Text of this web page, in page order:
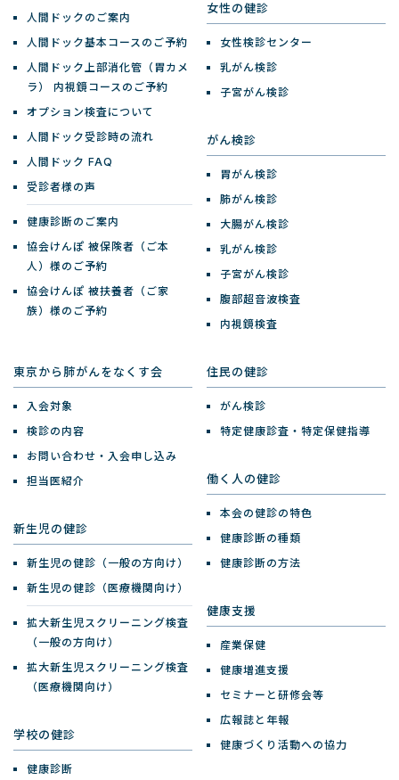
人間ドックのご案内
人間ドック基本コースのご予約
人間ドック上部消化管（胃カメ
ラ）
内視鏡コースのご予約
オプション検査について
人間ドック受診時の流れ
人間ドック FAQ
受診者様の声
健康診断のご案内
協会けんぽ 被保険者（ご本
人）様のご予約
協会けんぽ 被扶養者（ご家
族）様のご予約
女性の健診
女性検診センター
乳がん検診
子宮がん検診
がん検診
胃がん検診
肺がん検診
大腸がん検診
乳がん検診
子宮がん検診
腹部超音波検査
内視鏡検査
東京から肺がんをなくす会
入会対象
検診の内容
お問い合わせ・入会申し込み
担当医紹介
新生児の健診
新生児の健診（一般の方向け）
新生児の健診（医療機関向け）
拡大新生児スクリーニング検査
（一般の方向け）
拡大新生児スクリーニング検査
（医療機関向け）
学校の健診
健康診断
住民の健診
がん検診
特定健康診査・特定保健指導
働く人の健診
本会の健診の特色
健康診断の種類
健康診断の方法
健康支援
産業保健
健康増進支援
セミナーと研修会等
広報誌と年報
健康づくり活動への協力